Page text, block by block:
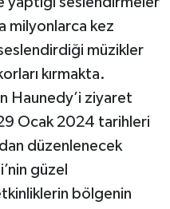
milyonlarca kez
müzikler
kırmakta.
Haunedy’i ziyaret
Ocak 2024 tarihleri
düzenlenecek
güzel
bölgenin